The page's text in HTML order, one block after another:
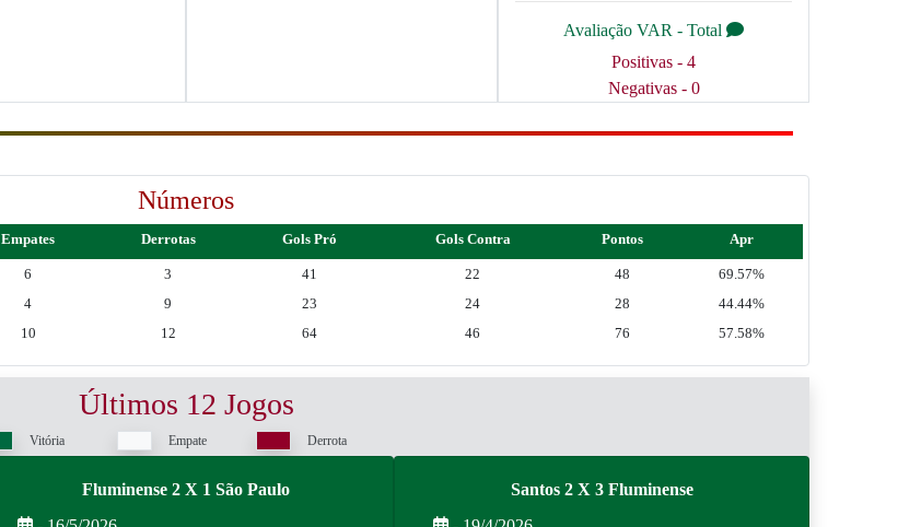
Avaliação VAR - Total
Positivas - 4
Negativas - 0
Números
Empates Derrotas Gols Pró Gols Contra Pontos Apr
6 3 41 22 48
69.57%
4 9 23 24 28
44.44%
10 12 64 46 76 57.58%
Últimos 12 Jogos
Vitória Empate Derrota
Fluminense 2 X 1 São Paulo
Santos 2 X 3 Fluminense